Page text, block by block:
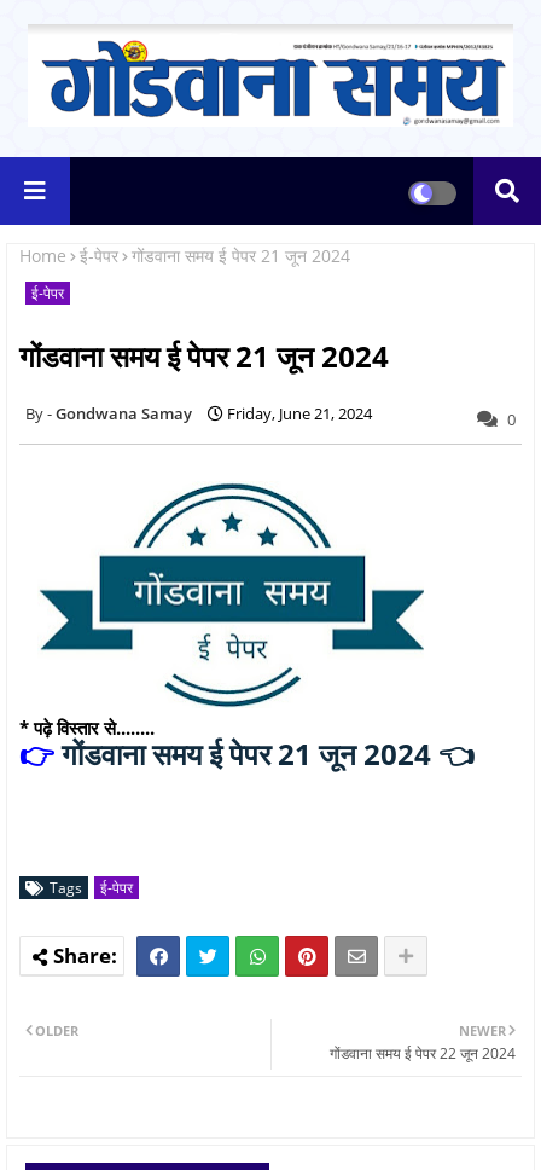
Home ई-पेपर गोंडवाना समय ई पेपर 21 जून 2024
ई-पेपर
गोंडवाना समय ई पेपर 21 जून 2024
Gondwana Samay Friday, June 21, 2024 0
* पढ़े विस्तार से........
👉गोंडवाना समय ई पेपर 21 जून 2024 👈
Tags ई-पेपर
NEWER
गोंडवाना समय ई पेपर 22 जून 2024
OLDER